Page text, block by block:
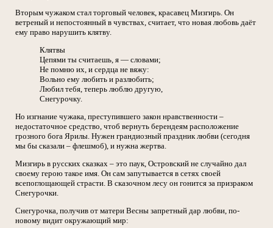
Вторым чужаком стал торговый человек, красавец Мизгирь. Он
ветреный и непостоянный в чувствах, считает, что новая любовь даёт
ему право нарушить клятву.
Клятвы
Цепями ты считаешь, я — словами;
Не помню их, и сердца не вяжу:
Вольно ему любить и разлюбить;
Любил тебя, теперь люблю другую,
Снегурочку.
Но изгнание чужака, преступившего закон нравственности –
недостаточное средство, чтоб вернуть берендеям расположение
грозного бога Ярилы. Нужен грандиозный праздник любви (сегодня
мы бы сказали – флешмоб), и нужна жертва.
Мизгирь в русских сказках – это паук, Островский не случайно дал
своему герою такое имя. Он сам запутывается в сетях своей
всепоглощающей страсти. В сказочном лесу он гонится за призраком
Снегурочки.
Снегурочка, получив от матери Весны запретный дар любви, по-
новому видит окружающий мир: